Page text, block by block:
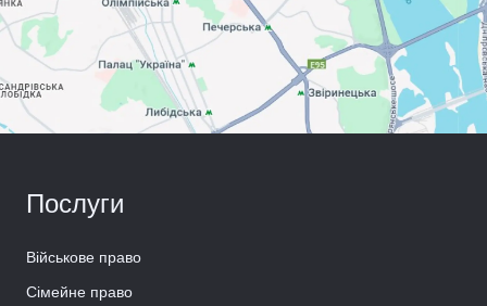
Послуги
Військове право
Сімейне право